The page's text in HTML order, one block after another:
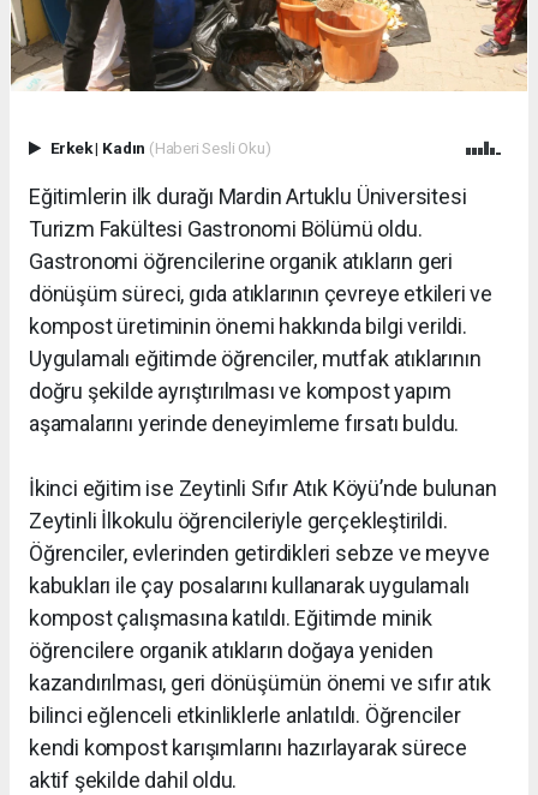
Erkek| Kadın (Haberi Sesli Oku)
Eğitimlerin ilk durağı Mardin Artuklu Üniversitesi
Turizm Fakültesi Gastronomi Bölümü oldu.
Gastronomi öğrencilerine organik atıkların geri
dönüşüm süreci, gıda atıklarının çevreye etkileri ve
kompost üretiminin önemi hakkında bilgi verildi.
Uygulamalı eğitimde öğrenciler, mutfak atıklarının
doğru şekilde ayrıştırılması ve kompost yapım
aşamalarını yerinde deneyimleme fırsatı buldu.
İkinci eğitim ise Zeytinli Sıfır Atık Köyü’nde bulunan
Zeytinli İlkokulu öğrencileriyle gerçekleştirildi.
Öğrenciler, evlerinden getirdikleri sebze ve meyve
kabukları ile çay posalarını kullanarak uygulamalı
kompost çalışmasına katıldı. Eğitimde minik
öğrencilere organik atıkların doğaya yeniden
kazandırılması, geri dönüşümün önemi ve sıfır atık
bilinci eğlenceli etkinliklerle anlatıldı. Öğrenciler
kendi kompost karışımlarını hazırlayarak sürece
aktif şekilde dahil oldu.